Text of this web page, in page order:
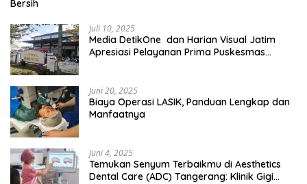
Bersih
Juli 10, 2025
Media DetikOne dan Harian Visual Jatim
Apresiasi Pelayanan Prima Puskesmas
Juni 20, 2025
Biaya Operasi LASIK, Panduan Lengkap dan
Manfaatnya
Juni 4, 2025
Temukan Senyum Terbaikmu di Aesthetics
Dental Care (ADC) Tangerang: Klinik Gigi